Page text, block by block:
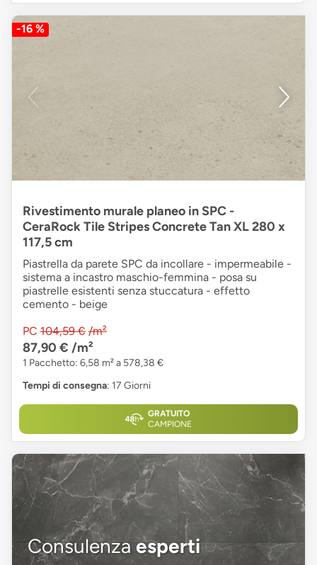
-16 %
Rivestimento murale planeo in SPC -
CeraRock Tile Stripes Concrete Tan XL 280 x
117,5 cm
Piastrella da parete SPC da incollare - impermeabile -
sistema a incastro maschio-femmina - posa su
piastrelle esistenti senza stuccatura - effetto
cemento - beige
PC 104,59 € /m²
87,90 € /m²
1 Pacchetto: 6,58 m² a 578,38 €
Tempi di consegna: 17 Giorni
GRATUITO
CAMPIONE
Consulenza esperti